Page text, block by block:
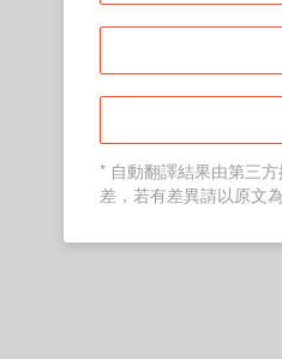
* 自動翻譯結果由第三
差，若有差異請以原文為